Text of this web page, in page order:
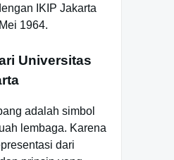
IKIP Jakarta
1964.
Universitas
adalah simbol
lembaga. Karena
dari